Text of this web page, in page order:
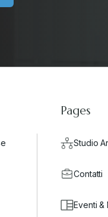
Pages
Studio
Contatti
Eventi &